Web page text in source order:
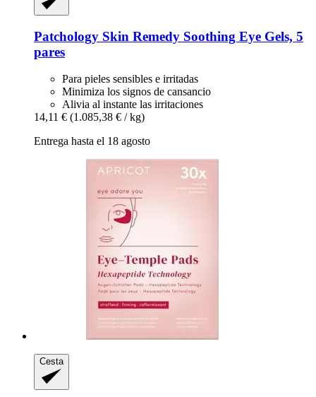
Patchology Skin Remedy Soothing Eye Gels, 5
pares
Para pieles sensibles e irritadas
Minimiza los signos de cansancio
Alivia al instante las irritaciones
14,11 € (1.085,38 € / kg)
Entrega hasta el 18 agosto
Cesta